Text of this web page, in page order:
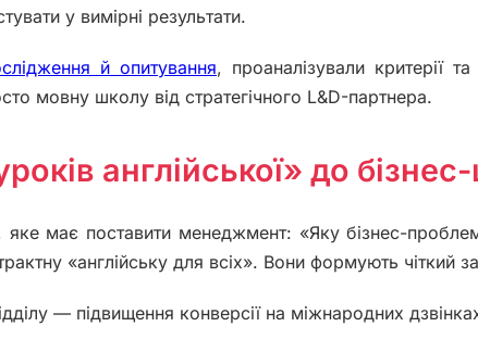
у вимірні результати.
й опитування, проаналізували критерії
мовну школу від стратегічного L&D-партнера.
англійської» до
має поставити менеджмент: «Яку бізнес-
«англійську для всіх». Вони формують чіткий
— підвищення конверсії на міжнародних